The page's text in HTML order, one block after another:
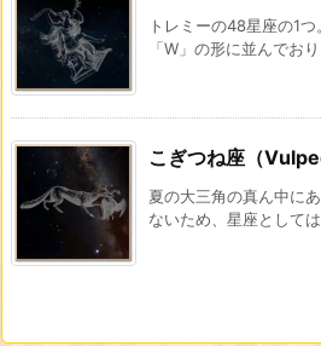
トレミーの48星座の1
「W」の形に並んでお
こぎつね座（
夏の大三角の真ん中に
ないため、星座として